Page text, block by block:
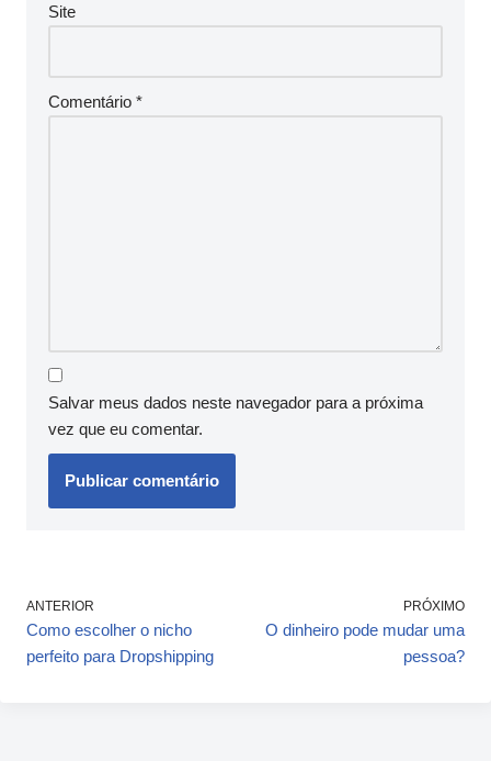
Site
Comentário *
Salvar meus dados neste navegador para a próxima
vez que eu comentar.
ANTERIOR
Como escolher o nicho
perfeito para Dropshipping
PRÓXIMO
O dinheiro pode mudar uma
pessoa?